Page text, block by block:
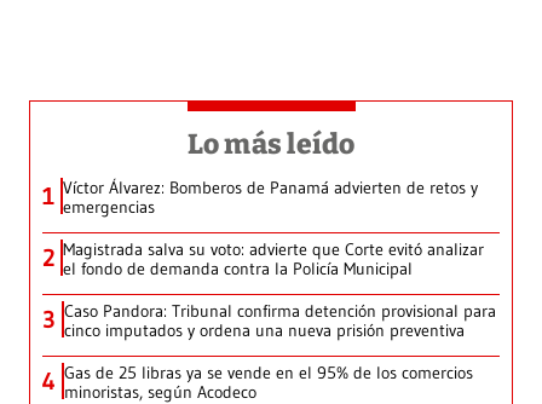
Lo más leído
1 Víctor Álvarez: Bomberos de Panamá advierten de retos y
emergencias
2 Magistrada salva su voto: advierte que Corte evitó analizar
el fondo de demanda contra la Policía Municipal
3 Caso Pandora: Tribunal confirma detención provisional para
cinco imputados y ordena una nueva prisión preventiva
4 Gas de 25 libras ya se vende en el 95% de los comercios
minoristas, según Acodeco